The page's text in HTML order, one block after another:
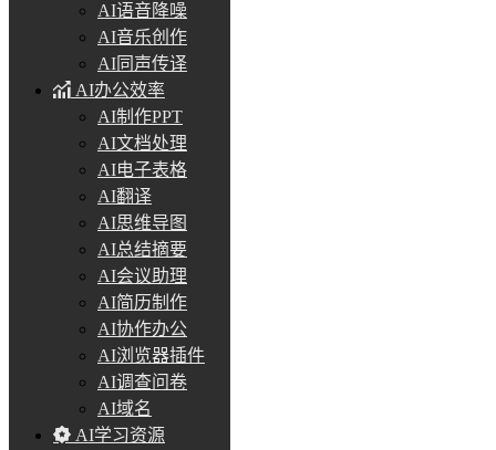
AI语音降噪
AI音乐创作
AI同声传译
AI办公效率
AI制作PPT
AI文档处理
AI电子表格
AI翻译
AI思维导图
AI总结摘要
AI会议助理
AI简历制作
AI协作办公
AI浏览器插件
AI调查问卷
AI域名
AI学习资源